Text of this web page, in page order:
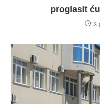
proglasit
3.